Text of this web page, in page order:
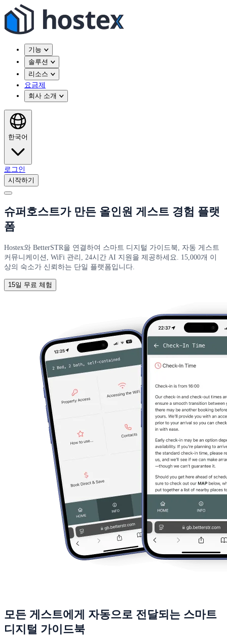
기능
솔루션
리소스
요금제
회사 소개
한국어
로그인
시작하기
슈퍼호스트가 만든 올인원 게스트 경험 플랫
폼
Hostex와 BetterSTR을 연결하여 스마트 디지털 가이드북, 자동 게스트
커뮤니케이션, WiFi 관리, 24시간 AI 지원을 제공하세요. 15,000개 이
상의 숙소가 신뢰하는 단일 플랫폼입니다.
15일 무료 체험
모든 게스트에게 자동으로 전달되는 스마트
디지털 가이드북